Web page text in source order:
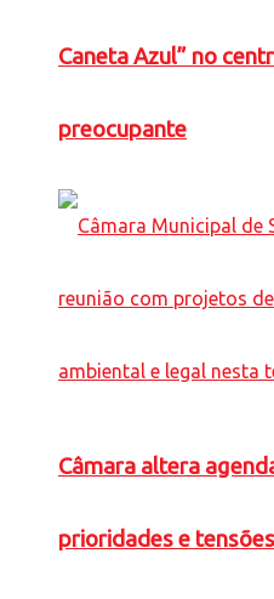
Caneta Azul” no
preocupante
Câmara altera
prioridades e